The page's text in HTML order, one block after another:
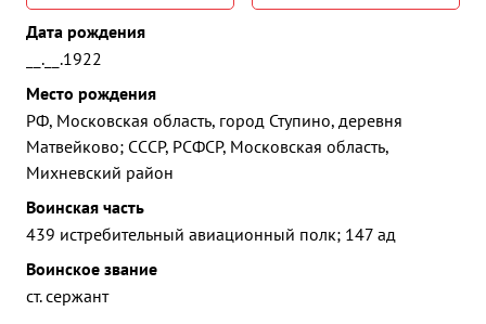
Дата рождения
__.__.1922
Место рождения
РФ, Московская область, город Ступино, деревня
Матвейково; СССР, РСФСР, Московская область,
Михневский район
Воинская часть
439 истребительный авиационный полк; 147 ад
Воинское звание
ст. сержант